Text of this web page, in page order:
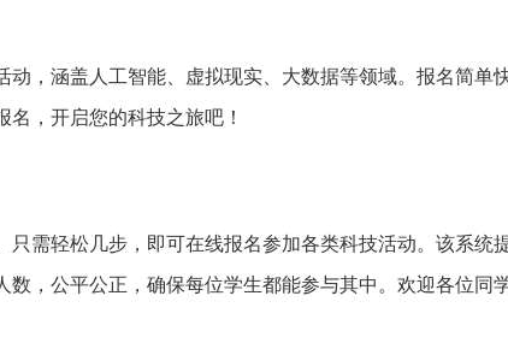
，涵盖人工智能、虚拟现实、大数据等领域。报名简单
，开启您的科技之旅吧！
需轻松几步，即可在线报名参加各类科技活动。该系统
，公平公正，确保每位学生都能参与其中。欢迎各位同